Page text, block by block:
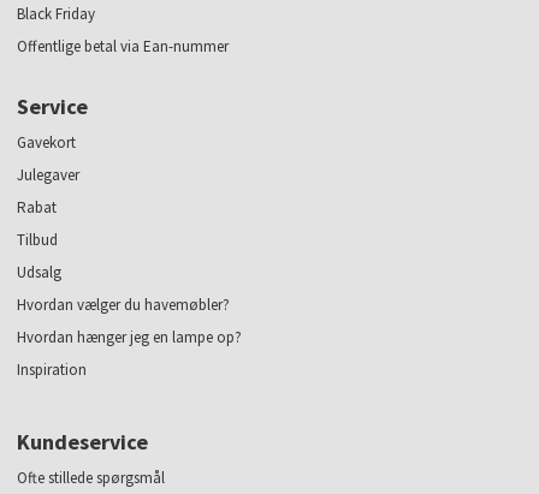
Black Friday
Offentlige betal via Ean-nummer
Service
Gavekort
Julegaver
Rabat
Tilbud
Udsalg
Hvordan vælger du havemøbler?
Hvordan hænger jeg en lampe op?
Inspiration
Kundeservice
Ofte stillede spørgsmål